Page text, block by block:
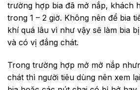
trường hợp bia đã mở nắp, khách
trong 1 – 2 giờ. Không nên để bia
khí quá lâu vì như vậy sẽ làm bia
và có vị đắng chát.
Trong trường hợp mở mở nắp
chát thì người tiêu dùng nên xem